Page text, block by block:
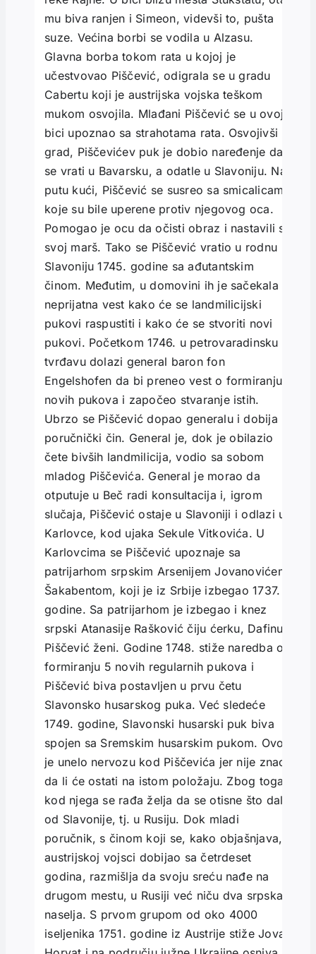
mu biva ranjen i Simeon, videvši to, pušta
suze. Većina borbi se vodila u Alzasu.
Glavna borba tokom rata u kojoj je
učestvovao Piščević, odigrala se u gradu
Cabertu koji je austrijska vojska teškom
mukom osvojila. Mlađani Piščević se u ovoj
bici upoznao sa strahotama rata. Osvojivši
grad, Piščevićev puk je dobio naređenje da
se vrati u Bavarsku, a odatle u Slavoniju. Na
putu kući, Piščević se susreo sa smicalicama
koje su bile uperene protiv njegovog oca.
Pomogao je ocu da očisti obraz i nastavili su
svoj marš. Tako se Piščević vratio u rodnu
Slavoniju 1745. godine sa ađutantskim
činom. Međutim, u domovini ih je sačekala
neprijatna vest kako će se landmilicijski
pukovi raspustiti i kako će se stvoriti novi
pukovi. Početkom 1746. u petrovaradinsku
tvrđavu dolazi general baron fon
Engelshofen da bi preneo vest o formiranju
novih pukova i započeo stvaranje istih.
Ubrzo se Piščević dopao generalu i dobija
poručnički čin. General je, dok je obilazio
čete bivših landmilicija, vodio sa sobom
mladog Piščevića. General je morao da
otputuje u Beč radi konsultacija i, igrom
slučaja, Piščević ostaje u Slavoniji i odlazi u
Karlovce, kod ujaka Sekule Vitkovića. U
Karlovcima se Piščević upoznaje sa
patrijarhom srpskim Arsenijem Jovanovićem
Šakabentom, koji je iz Srbije izbegao 1737.
godine. Sa patrijarhom je izbegao i knez
srpski Atanasije Rašković čiju ćerku, Dafinu,
Piščević ženi. Godine 1748. stiže naredba o
formiranju 5 novih regularnih pukova i
Piščević biva postavljen u prvu četu
Slavonsko husarskog puka. Već sledeće
1749. godine, Slavonski husarski puk biva
spojen sa Sremskim husarskim pukom. Ovo
je unelo nervozu kod Piščevića jer nije znao
da li će ostati na istom položaju. Zbog toga,
kod njega se rađa želja da se otisne što dalje
od Slavonije, tj. u Rusiju. Dok mladi
poručnik, s činom koji se, kako objašnjava, u
austrijskoj vojsci dobijao sa četrdeset
godina, razmišlja da svoju sreću nađe na
drugom mestu, u Rusiji već niču dva srpska
naselja. S prvom grupom od oko 4000
iseljenika 1751. godine iz Austrije stiže Jovan